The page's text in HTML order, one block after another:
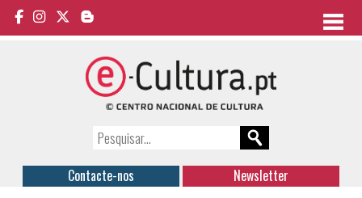
Contacte-nos Newsletter